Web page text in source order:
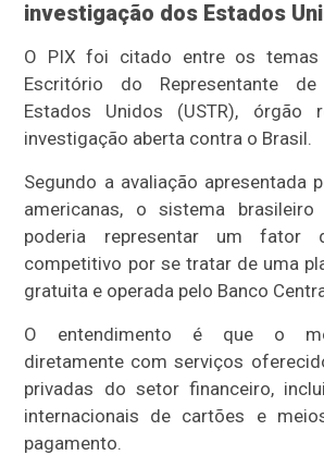
investigação dos Estados
O PIX foi citado entre os temas
Escritório do Representante
Estados Unidos (USTR), órgão
investigação aberta contra o Brasil.
Segundo a avaliação apresentada
americanas, o sistema brasileiro
poderia representar um fator
competitivo por se tratar de uma
gratuita e operada pelo Banco
O entendimento é que o
diretamente com serviços
privadas do setor financeiro,
internacionais de cartões e
pagamento.